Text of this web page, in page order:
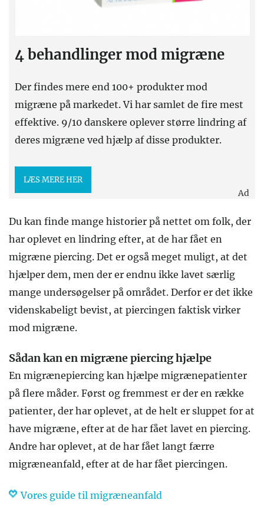
4 behandlinger mod migræne
Der findes mere end 100+ produkter mod
migræne på markedet. Vi har samlet de fire mest
effektive. 9/10 danskere oplever større lindring af
deres migræne ved hjælp af disse produkter.
LÆS MERE HER
Ad
Du kan finde mange historier på nettet om folk, der
har oplevet en lindring efter, at de har fået en
migræne piercing. Det er også meget muligt, at det
hjælper dem, men der er endnu ikke lavet særlig
mange undersøgelser på området. Derfor er det ikke
videnskabeligt bevist, at piercingen faktisk virker
mod migræne.
Sådan kan en migræne piercing hjælpe
En migrænepiercing kan hjælpe migrænepatienter
på flere måder. Først og fremmest er der en række
patienter, der har oplevet, at de helt er sluppet for at
have migræne, efter at de har fået lavet en piercing.
Andre har oplevet, at de har fået langt færre
migræneanfald, efter at de har fået piercingen.
Vores guide til migræneanfald